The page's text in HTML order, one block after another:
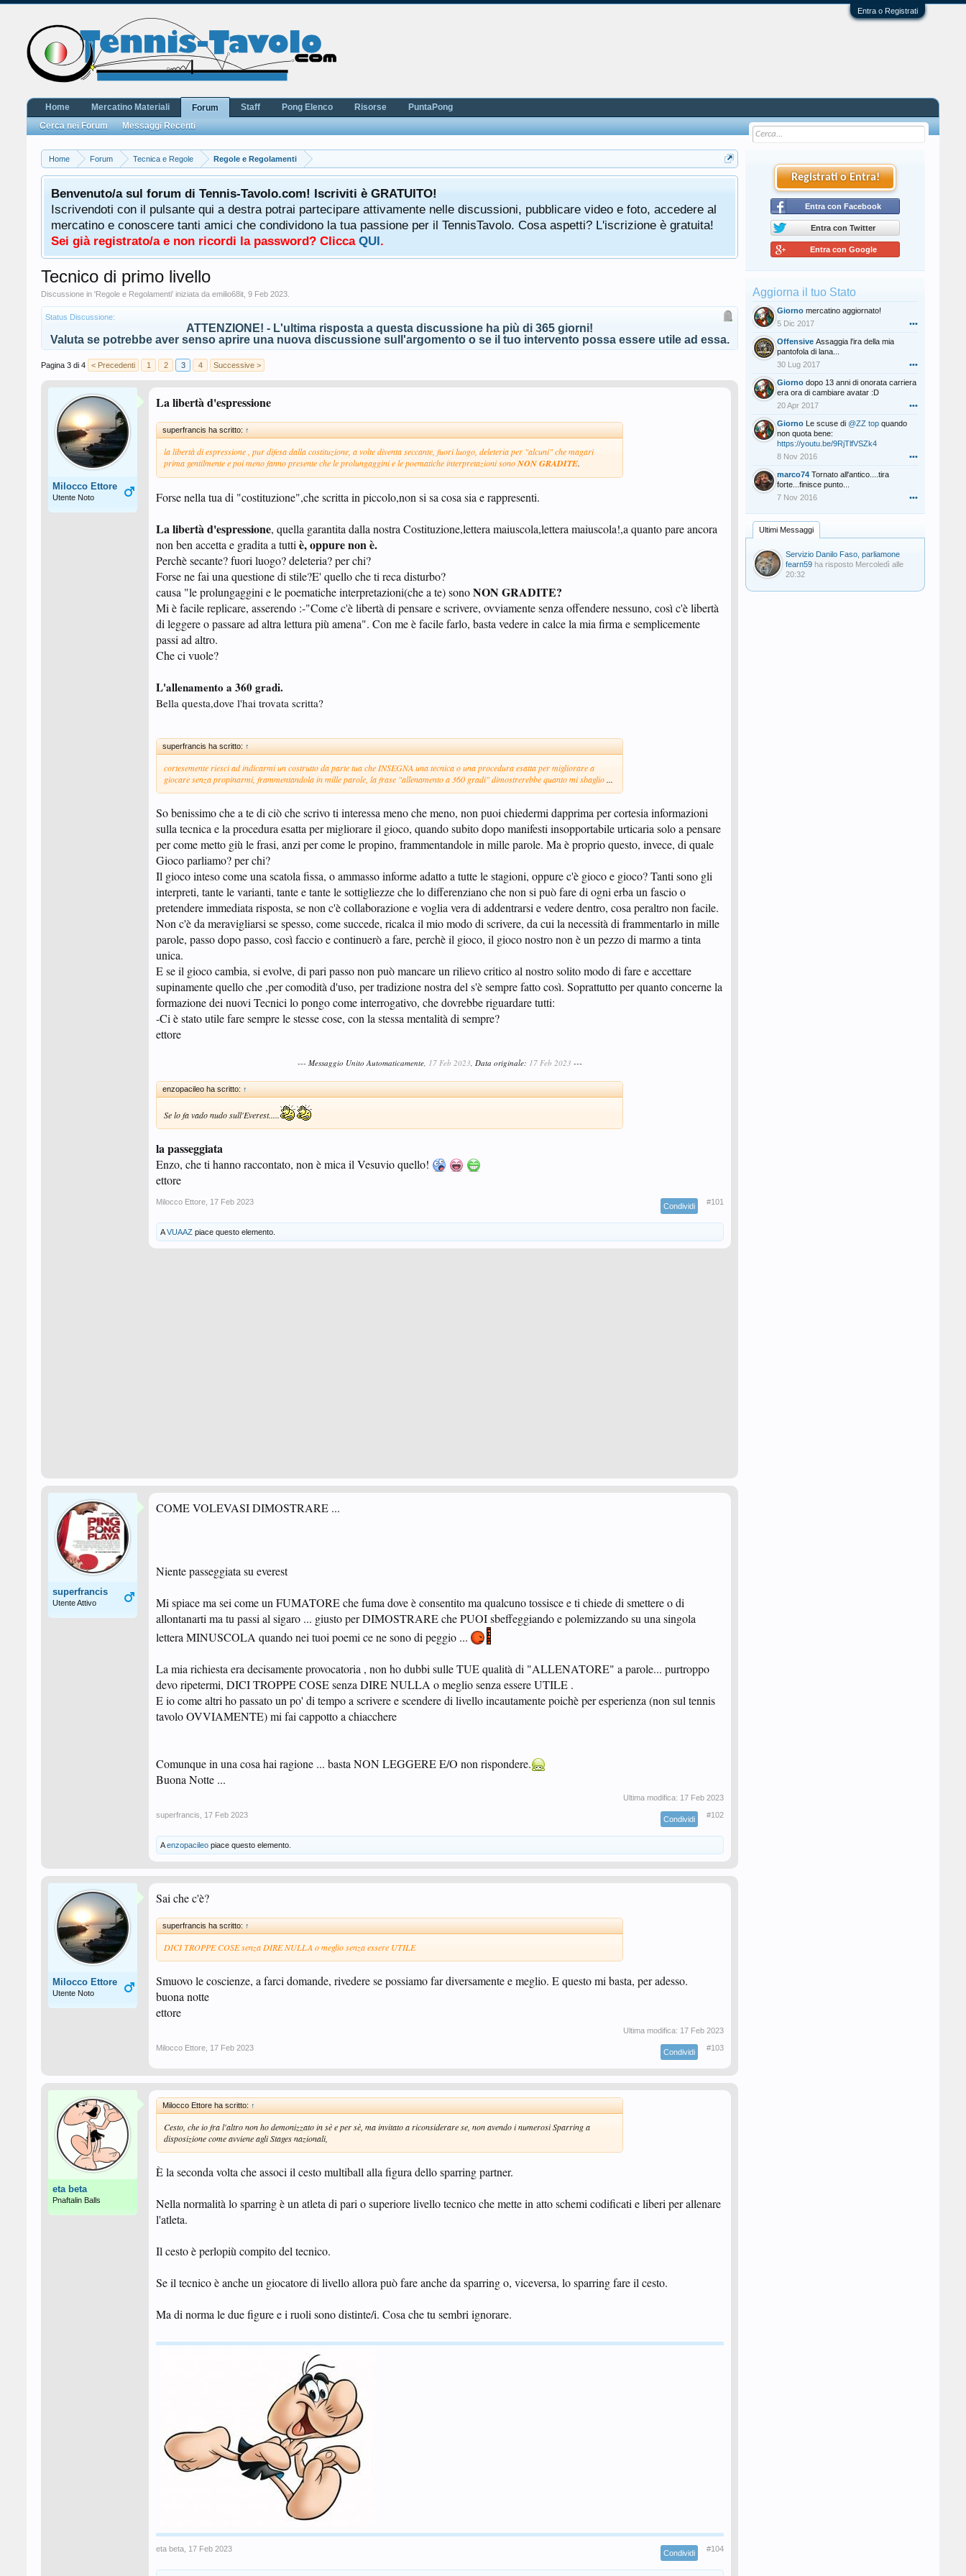
Entra o Registrati
Home Forum Tecnica e Regole Regole e Regolamenti
Benvenuto/a sul forum di Tennis-Tavolo.com! Iscriviti è GRATUITO!
Iscrivendoti con il pulsante qui a destra potrai partecipare attivamente nelle discussioni, pubblicare video e foto, accedere al
mercatino e conoscere tanti amici che condividono la tua passione per il TennisTavolo. Cosa aspetti? L'iscrizione è gratuita!
Sei già registrato/a e non ricordi la password? Clicca QUI.
Tecnico di primo livello
Discussione in 'Regole e Regolamenti' iniziata da emilio68it 9 Feb 2023
Status Discussione:
ATTENZIONE! - L'ultima risposta a questa discussione ha più di 365 giorni!
Valuta se potrebbe aver senso aprire una nuova discussione sull'argomento o se il tuo intervento possa essere utile ad essa.
Pagina 3 di 4 < Precedenti 1 2 3 4 Successive >
Milocco Ettore
Utente Noto
La libertà d'espressione
superfrancis ha scritto: ↑
la libertà di espressione , pur difesa dalla costituzione, a volte diventa seccante, fuori luogo, deleteria per "alcuni" che magari
prima gentilmente e poi meno fanno presente che le prolungaggini e le poematiche interpretazioni sonoNON GRADITE.
Forse nella tua di "costituzione",che scritta in piccolo,non si sa cosa sia e rappresenti.
La libertà d'espressione, quella garantita dalla nostra Costituzione,lettera maiuscola,lettera maiuscola!,a quanto pare ancora
non ben accetta e gradita a tutti è, oppure non è.
Perchè secante? fuori luogo? deleteria? per chi?
Forse ne fai una questione di stile?E' quello che ti reca disturbo?
causa "le prolungaggini e le poematiche interpretazioni(che a te) sonoNON GRADITE?
Mi è facile replicare, asserendo :-"Come c'è libertà di pensare e scrivere, ovviamente senza offendere nessuno, così c'è libertà
di leggere o passare ad altra lettura più amena". Con me è facile farlo, basta vedere in calce la mia firma e semplicemente
passi ad altro.
Che ci vuole?
L'allenamento a 360 gradi.
Bella questa,dove l'hai trovata scritta?
superfrancis ha scritto: ↑
cortesemente riesci ad indicarmi un costrutto da parte tua che INSEGNA una tecnica o una procedura esatta per migliorare a
giocare senza propinarmi, frammentandola in mille parole, la frase "allenamento a 360 gradi" dimostrerebbe quanto mi sbaglio...
So benissimo che a te di ciò che scrivo ti interessa meno che meno, non puoi chiedermi dapprima per cortesia informazioni
sulla tecnica e la procedura esatta per migliorare il gioco, quando subito dopo manifesti insopportabile urticaria solo a pensare
per come metto giù le frasi, anzi per come le propino, frammentandole in mille parole. Ma è proprio questo, invece, di quale
Gioco parliamo? per chi?
Il gioco inteso come una scatola fissa, o ammasso informe adatto a tutte le stagioni, oppure c'è gioco e gioco? Tanti sono gli
interpreti, tante le varianti, tante e tante le sottigliezze che lo differenziano che non si può fare di ogni erba un fascio o
pretendere immediata risposta, se non c'è collaborazione e voglia vera di addentrarsi e vedere dentro, cosa peraltro non facile.
Non c'è da meravigliarsi se spesso, come succede, ricalca il mio modo di scrivere, da cui la necessità di frammentarlo in mille
parole, passo dopo passo, così faccio e continuerò a fare, perchè il gioco, il gioco nostro non è un pezzo di marmo a tinta
unica.
E se il gioco cambia, si evolve, di pari passo non può mancare un rilievo critico al nostro solito modo di fare e accettare
supinamente quello che ,per comodità d'uso, per tradizione nostra del s'è sempre fatto così. Soprattutto per quanto concerne la
formazione dei nuovi Tecnici lo pongo come interrogativo, che dovrebbe riguardare tutti:
-Ci è stato utile fare sempre le stesse cose, con la stessa mentalità di sempre?
ettore
--- Messaggio Unito Automaticamente, 17 Feb 2023, Data originale: 17 Feb 2023 ---
enzopacileo ha scritto: ↑
Se lo fa vado nudo sull'Everest.....
la passeggiata
Enzo, che ti hanno raccontato, non è mica il Vesuvio quello!
ettore
Milocco Ettore 17 Feb 2023 Condividi #101
AVUAAZ piace questo elemento.
superfrancis
Utente Attivo
COME VOLEVASI DIMOSTRARE ...
Niente passeggiata su everest
Mi spiace ma sei come un FUMATORE che fuma dove è consentito ma qualcuno tossisce e ti chiede di smettere o di
allontanarti ma tu passi al sigaro ... giusto per DIMOSTRARE che PUOI sbeffeggiando e polemizzando su una singola
lettera MINUSCOLA quando nei tuoi poemi ce ne sono di peggio ...
La mia richiesta era decisamente provocatoria , non ho dubbi sulle TUE qualità di "ALLENATORE" a parole... purtroppo
devo ripetermi, DICI TROPPE COSE senza DIRE NULLA o meglio senza essere UTILE .
E io come altri ho passato un po' di tempo a scrivere e scendere di livello incautamente poichè per esperienza (non sul tennis
tavolo OVVIAMENTE) mi fai cappotto a chiacchere
Comunque in una cosa hai ragione ... basta NON LEGGERE E/O non rispondere.
Buona Notte ...
Ultima modifica: 17 Feb 2023
superfrancis
17 Feb 2023 Condividi #102
Aenzopacileo piace questo elemento.
Milocco Ettore
Utente Noto
Sai che c'è?
superfrancis ha scritto: ↑
DICI TROPPE COSE senza DIRE NULLA o meglio senza essere UTILE
Smuovo le coscienze, a farci domande, rivedere se possiamo far diversamente e meglio. E questo mi basta, per adesso.
buona notte
ettore
Ultima modifica: 17 Feb 2023
Milocco Ettore 17 Feb 2023 Condividi #103
eta beta
Pnaftalin Balls
Milocco Ettore ha scritto: ↑
Cesto, che io fra l'altro non ho demonizzato in sè e per sè, ma invitato a riconsiderare se, non avendo i numerosi Sparring a
disposizione come avviene agli Stages nazionali,
È la seconda volta che associ il cesto multiball alla figura dello sparring partner.
Nella normalità lo sparring è un atleta di pari o superiore livello tecnico che mette in atto schemi codificati e liberi per allenare
l'atleta.
Il cesto è perlopiù compito del tecnico.
Se il tecnico è anche un giocatore di livello allora può fare anche da sparring o, viceversa, lo sparring fare il cesto.
Ma di norma le due figure e i ruoli sono distinte/i. Cosa che tu sembri ignorare.
eta beta 17 Feb 2023 Condividi #104
Registrati o Entra!
Entra con Facebook
Entra con Twitter
Entra con Google
Aggiorna il tuo Stato
Giorno mercatino aggiornato!
5 Dic 2017
•••
Offensive Assaggia l'ira della mia
pantofola di lana...
30 Lug 2017
•••
Giorno dopo 13 anni di onorata carriera
era ora di cambiare avatar :D
20 Apr 2017
•••
Giorno Le scuse di @ZZ top quando
non quota bene:
https://youtu.be/9RjTlfVSZk4
8 Nov 2016
•••
marco74 Tornato all'antico....tira
forte...finisce punto...
7 Nov 2016
•••
Ultimi Messaggi
Servizio Danilo Faso, parliamone
fearn59 ha risposto Mercoledì alle
20:32
Home Mercatino Materiali
Forum
Cerca nei Forum
Messaggi Recenti
Staff Pong Elenco Risorse PuntaPong